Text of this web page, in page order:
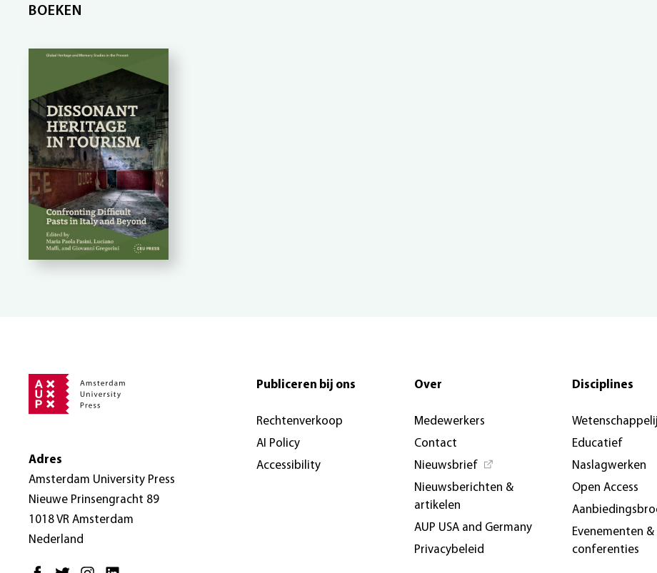
BOEKEN
Adres
Amsterdam University Press
Nieuwe Prinsengracht 89
1018 VR Amsterdam
Nederland
Publiceren bij ons
Rechtenverkoop
AI Policy
Accessibility
Over
Medewerkers
Contact
Nieuwsbrief
Nieuwsberichten &
artikelen
AUP USA and Germany
Privacybeleid
Disciplines
Educatief
Naslagwerken
Open Access
Evenementen &
conferenties